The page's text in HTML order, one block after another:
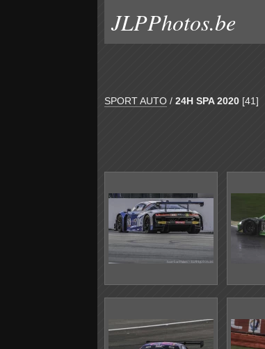
JLPPhotos.be
SPORT AUTO / 24H SPA 2020 [41]